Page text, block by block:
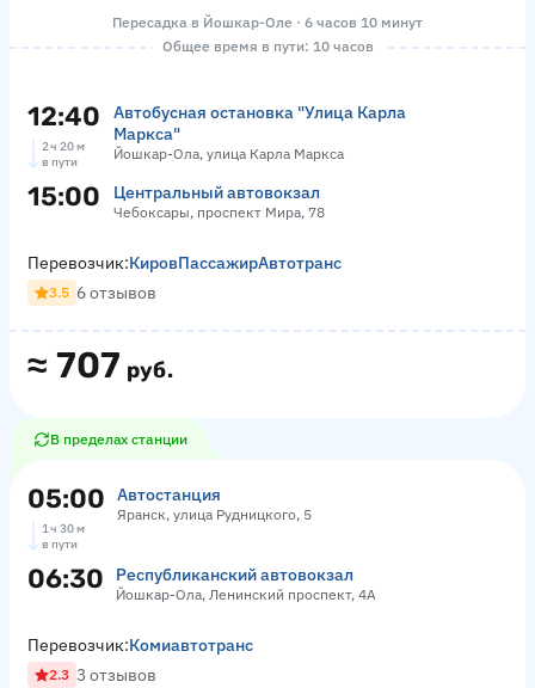
Пересадка в Йошкар-Оле · 6 часов 10 минут
Общее время в пути: 10 часов
12:40
Автобусная остановка "Улица Карла
Маркса"
Йошкар-Ола, улица Карла Маркса
2 ч 20 м
в пути
15:00 Центральный автовокзал
Чебоксары, проспект Мира, 78
≈ 707 руб.
Перевозчик:КировПассажирАвтотранс
3.5 6 отзывов
В пределах станции
05:00 Автостанция
Яранск, улица Рудницкого, 5
1 ч 30 м
в пути
06:30 Республиканский автовокзал
Йошкар-Ола, Ленинский проспект, 4А
Перевозчик:Комиавтотранс
2.3 3 отзывов